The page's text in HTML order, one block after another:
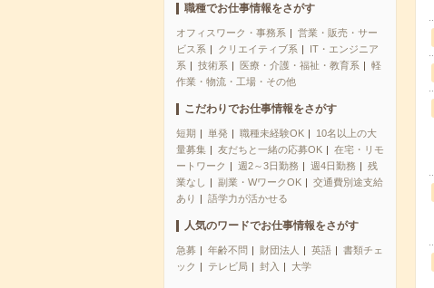
職種でお仕事情報をさがす
オフィスワーク・事務系
営業・販売・サー
ビス系
クリエイティブ系
IT・エンジニア
系
技術系 医療・介護・福祉・教育系
軽
作業・物流・工場・その他
こだわりでお仕事情報をさがす
短期 単発 職種未経験OK
10名以上の大
量募集
友だちと一緒の応募OK
在宅・リモ
ートワーク
週2～3日勤務 週4日勤務
残
業なし
副業・WワークOK
交通費別途支給
あり
語学力が活かせる
人気のワードでお仕事情報をさがす
急募 年齢不問 財団法人 英語
書類チェ
ック
テレビ局 封入 大学